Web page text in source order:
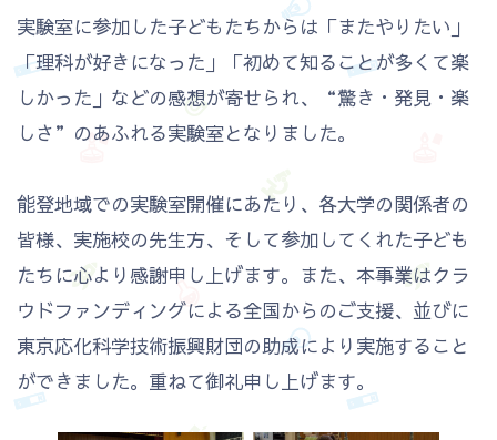
実験室に参加した子どもたちからは「またやりたい」
「理科が好きになった」「初めて知ることが多くて楽
しかった」などの感想が寄せられ、“驚き・発見・楽
しさ”のあふれる実験室となりました。
能登地域での実験室開催にあたり、各大学の関係者の
皆様、実施校の先生方、そして参加してくれた子ども
たちに心より感謝申し上げます。また、本事業はクラ
ウドファンディングによる全国からのご支援、並びに
東京応化科学技術振興財団の助成により実施すること
ができました。重ねて御礼申し上げます。